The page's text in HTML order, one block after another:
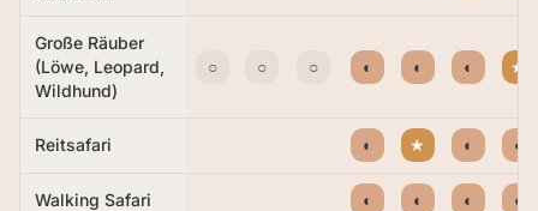
Große Räuber
(Löwe, Leopard,
Wildhund)
○ ○ ○ ◐ ◐ ◐ ★
Reitsafari ◐ ★ ◐ ◐
Walking Safari ◐ ◐ ◐ ◐